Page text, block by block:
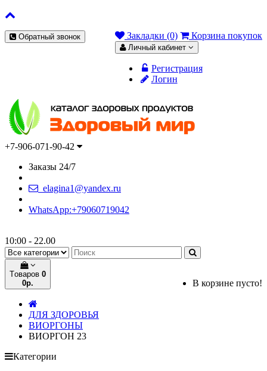
Обратный звонок Закладки (0) Корзина покупок
Личный кабинет
Регистрация
Логин
+7-906-071-90-42
Заказы 24/7
elagina1@yandex.ru
WhatsApp:+79060719042
10:00 - 22.00
Tоваров 0
0р.
В корзине пусто!
ДЛЯ ЗДОРОВЬЯ
ВИОРГОНЫ
ВИОРГОН 23
Категории